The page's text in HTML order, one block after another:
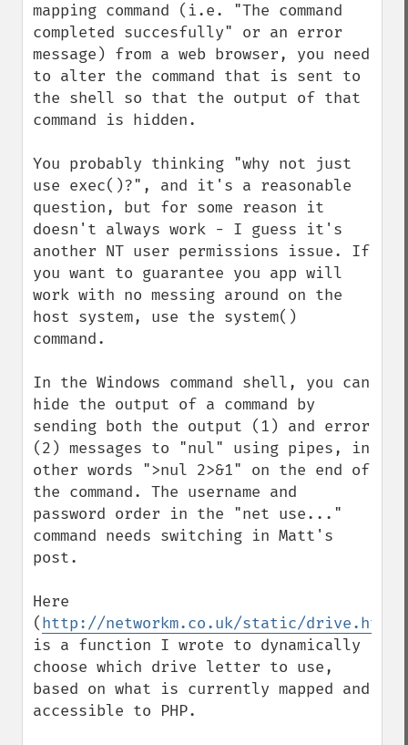
mapping command (i.e. "The command
completed succesfully" or an error
message) from a web browser, you need
to alter the command that is sent to
the shell so that the output of that
command is hidden.
You probably thinking "why not just
use exec()?", and it's a reasonable
question, but for some reason it
doesn't always work - I guess it's
another NT user permissions issue. If
you want to guarantee you app will
work with no messing around on the
host system, use the system()
command.
In the Windows command shell, you can
hide the output of a command by
sending both the output (1) and error
(2) messages to "nul" using pipes, in
other words ">nul 2>&1" on the end of
the command. The username and
password order in the "net use..."
command needs switching in Matt's
post.
Here
(http://networkm.co.uk/static/drive.html
is a function I wrote to dynamically
choose which drive letter to use,
based on what is currently mapped and
accessible to PHP.